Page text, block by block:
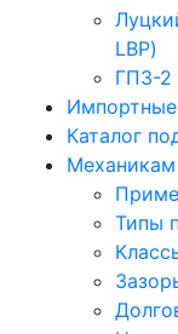
LBP)
ГПЗ-2
Каталог
Механикам
Типы